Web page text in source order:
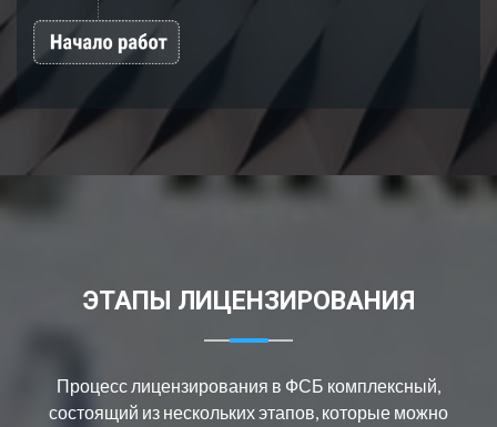
ЭТАПЫ ЛИЦЕНЗИРОВАНИЯ
Процесс лицензирования в ФСБ комплексный,
состоящий из нескольких этапов, которые можно